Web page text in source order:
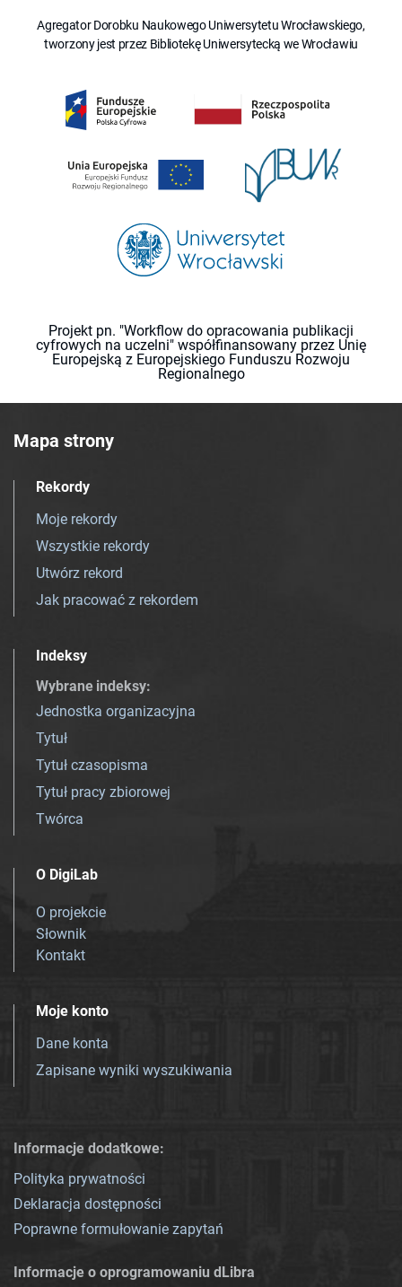
Agregator Dorobku Naukowego Uniwersytetu Wrocławskiego,
tworzony jest przez Bibliotekę Uniwersytecką we Wrocławiu
Projekt pn. "Workflow do opracowania publikacji
cyfrowych na uczelni" współfinansowany przez Unię
Europejską z Europejskiego Funduszu Rozwoju
Regionalnego
Mapa strony
Rekordy
Moje rekordy
Wszystkie rekordy
Utwórz rekord
Jak pracować z rekordem
Indeksy
Wybrane indeksy:
Jednostka organizacyjna
Tytuł
Tytuł czasopisma
Tytuł pracy zbiorowej
Twórca
O DigiLab
O projekcie
Słownik
Kontakt
Moje konto
Dane konta
Zapisane wyniki wyszukiwania
Informacje dodatkowe:
Polityka prywatności
Deklaracja dostępności
Poprawne formułowanie zapytań
Informacje o oprogramowaniu dLibra